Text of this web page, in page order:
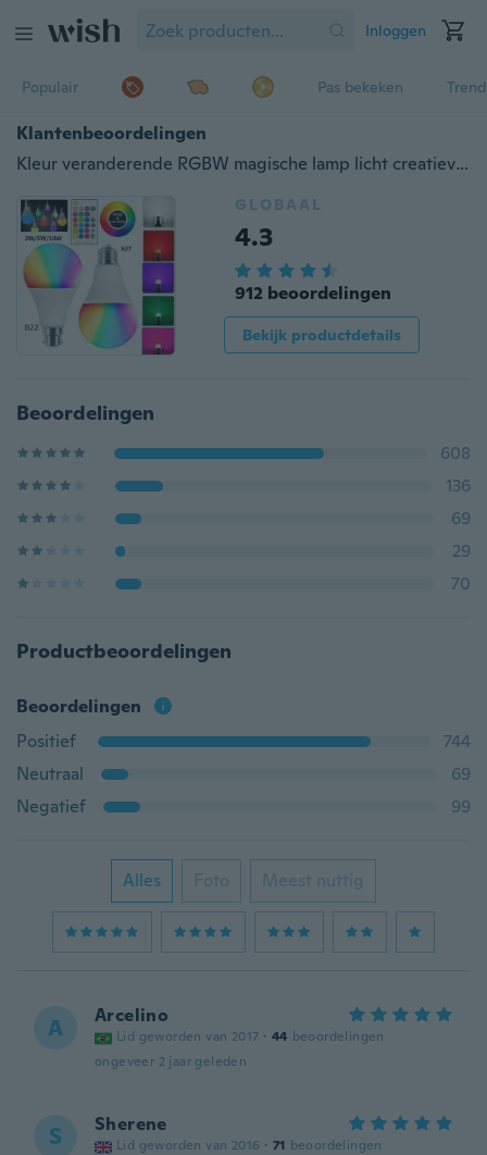
Inloggen
Populair Pas bekeken
Klantenbeoordelingen
Kleur veranderende RGBW magische lamp licht creatieve LED-lamp dimmen 3/5 / 10W intelligente controle multi-color verandering lamp huisdecoratie
GLOBAAL
4.3
912 beoordelingen
Bekijk productdetails
Beoordelingen
608
136
69
29
70
Productbeoordelingen
Beoordelingen
Positief
744
Neutraal
69
Negatief
99
Alles Foto Meest nuttig
A Arcelino
Lid geworden van 2017 · 44 beoordelingen
ongeveer 2 jaar geleden
S Sherene
Lid geworden van 2016 · 71 beoordelingen